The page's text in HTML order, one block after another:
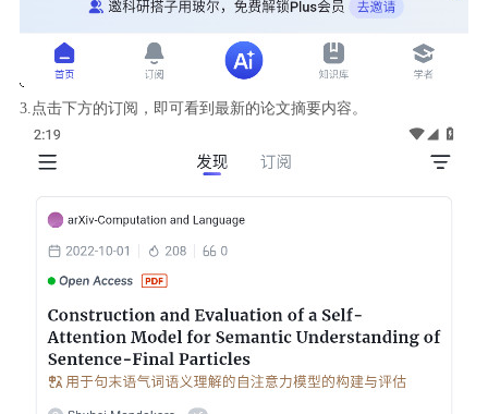
3.点击下方的订阅，即可看到最新的论文摘要内容。